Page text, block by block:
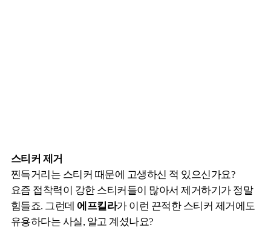
스티커 제거
찐득거리는 스티커 때문에 고생하신 적 있으신가요?
요즘 접착력이 강한 스티커들이 많아서 제거하기가 정말
힘들죠. 그런데 에프킬라가 이런 끈적한 스티커 제거에도
유용하다는 사실, 알고 계셨나요?